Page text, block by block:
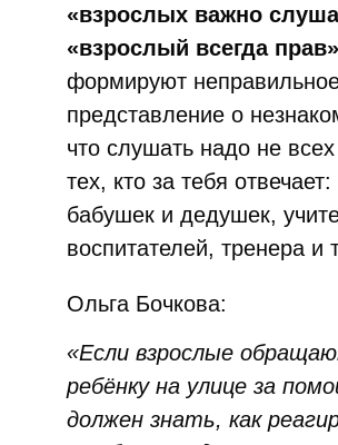
«взрослых важно
«взрослый всегда
формируют
представление о
что слушать надо не
тех, кто за тебя
бабушек и дедушек,
воспитателей, тренера и
Ольга Бочкова:
«Если взрослые
ребёнку на улице за
должен знать, как